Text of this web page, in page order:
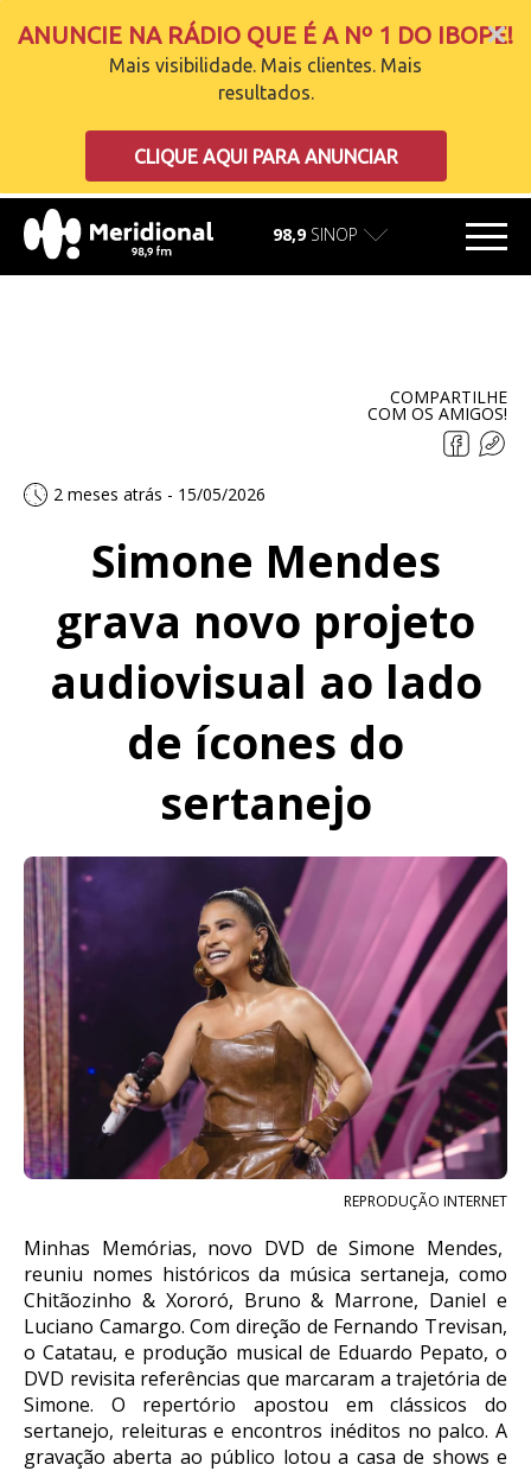
ANUNCIE NA RÁDIO QUE É A Nº 1 DO IBOPE!
Mais visibilidade. Mais clientes. Mais
resultados.
CLIQUE AQUI PARA ANUNCIAR
98,9 SINOP
COMPARTILHE
COM OS AMIGOS!
2 meses atrás - 15/05/2026
Simone Mendes
grava novo projeto
audiovisual ao lado
de ícones do
sertanejo
REPRODUÇÃO INTERNET
Minhas Memórias, novo DVD de Simone Mendes,
reuniu nomes históricos da música sertaneja, como
Chitãozinho & Xororó, Bruno & Marrone, Daniel e
Luciano Camargo. Com direção de Fernando Trevisan,
o Catatau, e produção musical de Eduardo Pepato, o
DVD revisita referências que marcaram a trajetória de
Simone. O repertório apostou em clássicos do
sertanejo, releituras e encontros inéditos no palco. A
gravação aberta ao público lotou a casa de shows e